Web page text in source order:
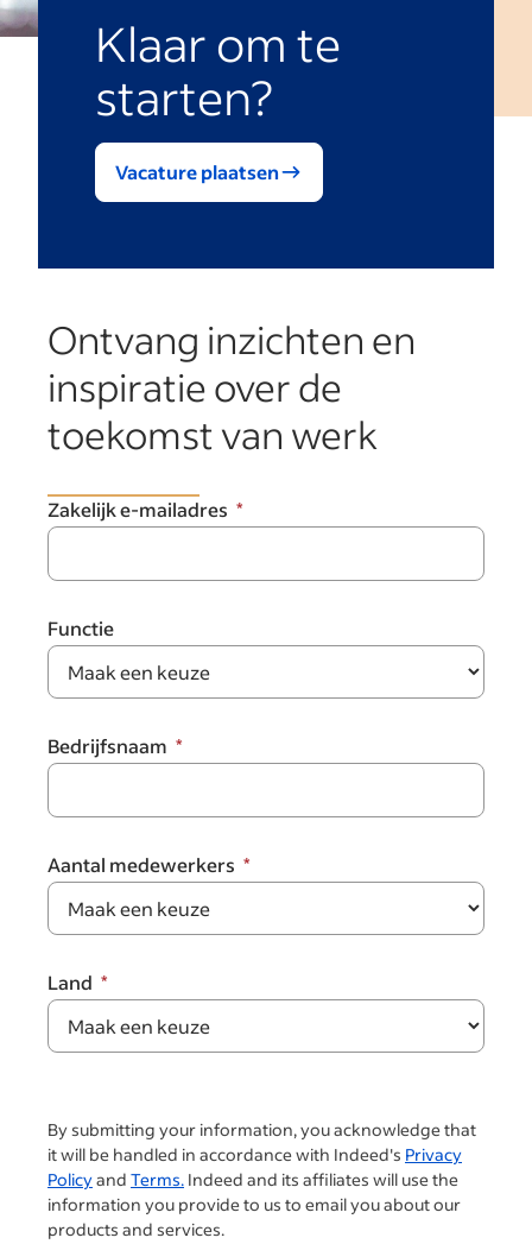
Klaar om te
starten?
Vacature plaatsen
Ontvang inzichten en
inspiratie over de
toekomst van werk
Zakelijk e-mailadres
Functie
Bedrijfsnaam
Aantal medewerkers
Land
By submitting your information, you acknowledge that
it will be handled in accordance with Indeed's Privacy
Policyand Terms. Indeed and its affiliates will use the
information you provide to us to email you about our
products and services.